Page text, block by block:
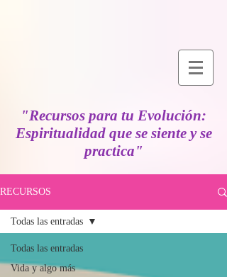
"Recursos para tu Evolución:
Espiritualidad que se siente y se
practica"
RECURSOS
Todas las entradas
Vida y algo más
Todas las entradas